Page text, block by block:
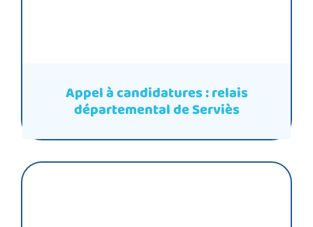
Appel à candidatures : relais
départemental de Serviès